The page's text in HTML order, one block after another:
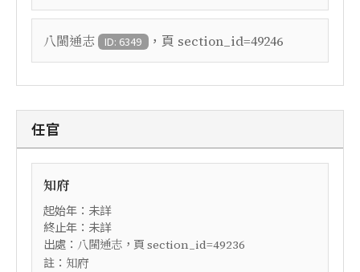
八閩通志 ID: 6349 ，頁 section_id=49246
任官
知府
起始年：未詳
終止年：未詳
出處： 八閩通志 ，頁 section_id=49236
註： 知府